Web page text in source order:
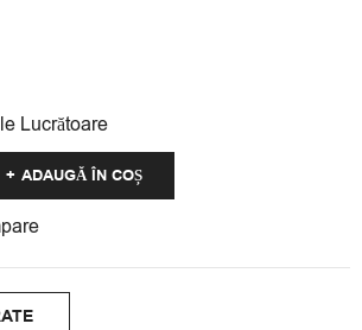
Lucrătoare
ADAUGĂ ÎN COȘ